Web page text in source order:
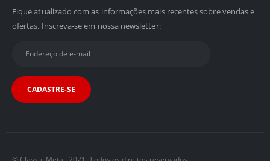
Fique atualizado com as informações mais recentes sobre vendas e
ofertas. Inscreva-se em nossa newsletter: